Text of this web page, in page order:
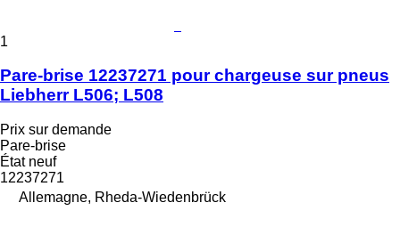
1
Pare-brise 12237271 pour chargeuse sur pneus
Liebherr L506; L508
Prix sur demande
Pare-brise
Étatneuf
12237271
Allemagne, Rheda-Wiedenbrück